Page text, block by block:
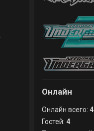
Онлайн
Онлайн всего:4
Гостей:4